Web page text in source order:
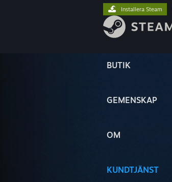
BUTIK
GEMENSKAP
OM
KUNDTJÄNST
Installera Steam